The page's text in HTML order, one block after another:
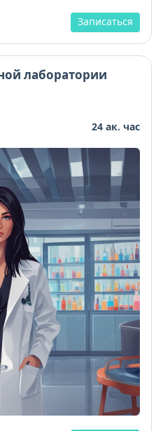
Записаться
лаборатории
24 ак. час